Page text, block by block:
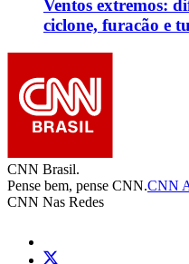
Ventos extremos:
ciclone, furacão e
CNN Brasil.
Pense bem, pense CNN.CNN
CNN Nas Redes